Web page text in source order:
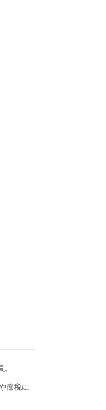
節税に